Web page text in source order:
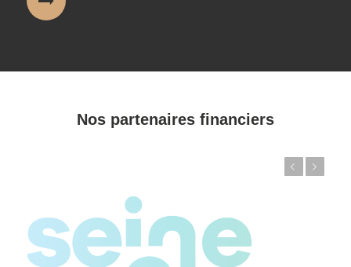
Nos partenaires financiers